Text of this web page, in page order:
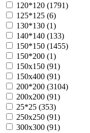
120*120 (1791)
125*125 (6)
130*130 (1)
140*140 (133)
150*150 (1455)
150*200 (1)
150х150 (91)
150х400 (91)
200*200 (3104)
200х200 (91)
25*25 (353)
250х250 (91)
300х300 (91)